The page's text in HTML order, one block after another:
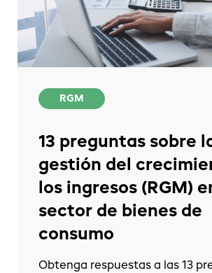
RGM
13 preguntas sobre
gestión del
los ingresos (RGM)
sector de bienes de
consumo
Obtenga respuestas a las 13